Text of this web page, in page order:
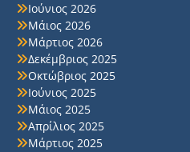
Ιούνιος 2026
Μάιος 2026
Μάρτιος 2026
Δεκέμβριος 2025
Οκτώβριος 2025
Ιούνιος 2025
Μάιος 2025
Απρίλιος 2025
Μάρτιος 2025